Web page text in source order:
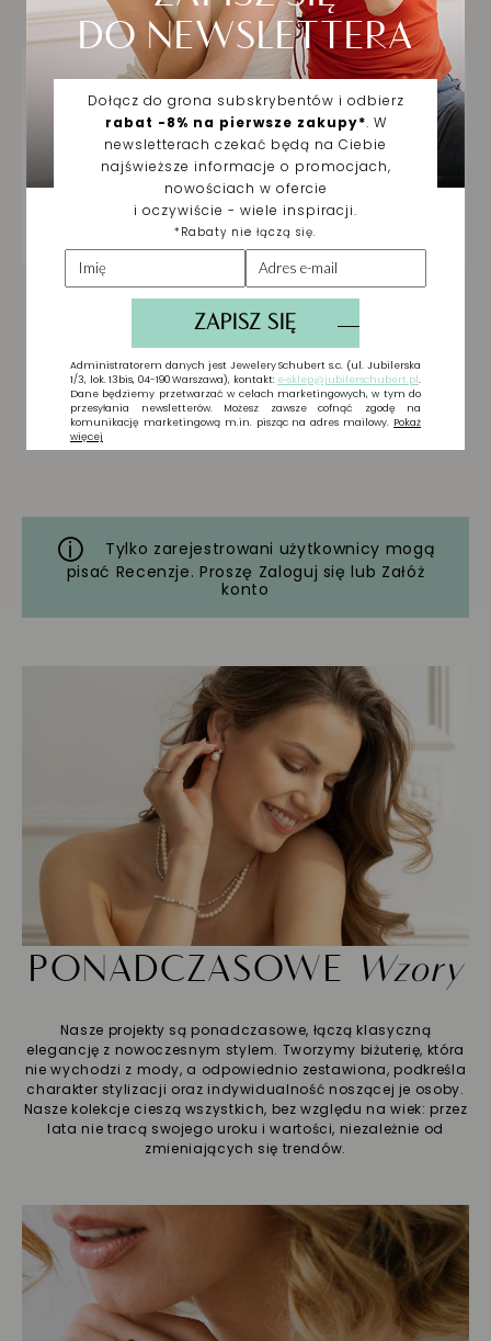
Tylko zarejestrowani użytkownicy mogą
pisać Recenzje. Proszę Zaloguj się lub Załóż
konto
PONADCZASOWE Wzory
Nasze projekty są ponadczasowe, łączą klasyczną
elegancję z nowoczesnym stylem. Tworzymy biżuterię, która
nie wychodzi z mody, a odpowiednio zestawiona, podkreśla
charakter stylizacji oraz indywidualność noszącej je osoby.
Nasze kolekcje cieszą wszystkich, bez względu na wiek: przez
lata nie tracą swojego uroku i wartości, niezależnie od
zmieniających się trendów.